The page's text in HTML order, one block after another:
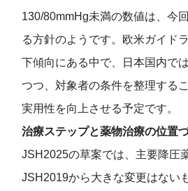
130/80mmHg未満の数値は、今
る方針のようです。欧米ガイド
下傾向にある中で、日本国内で
つつ、対象者の条件を整理する
実用性を向上させる予定です。
治療ステップと薬物治療の位置
JSH2025の草案では、主要降圧
JSH2019から大きな変更はない